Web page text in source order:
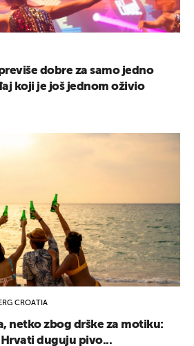
dobre za samo jedno
koji je još jednom oživio
CROATIA
netko zbog drške za motiku:
Hrvati duguju pivo...